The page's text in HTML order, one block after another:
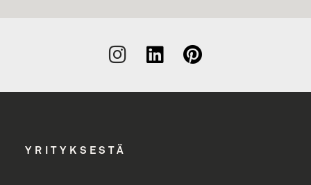
Liity
Uutiskirjeen tilaajana saat tietoa Unidrainin
YRITYKSESTÄ